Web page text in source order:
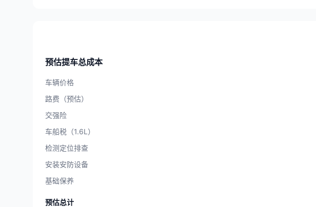
预估提车总成本
车辆价格
路费（预估）
交强险
车船税（1.6L）
检测定位排查
安装安防设备
基础保养
预估总计